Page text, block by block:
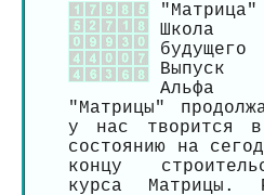
Школа
Выпуск
Альфа
"Матрицы"
у нас творится
состоянию на
концу
курса Матрицы.